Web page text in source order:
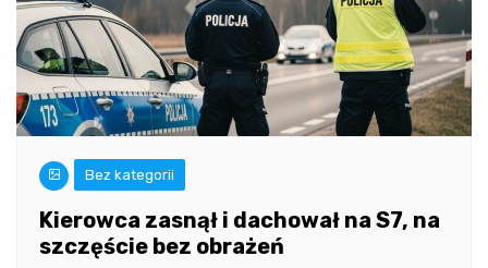
Bez kategorii
Kierowca zasnął i dachował na S7, na
szczęście bez obrażeń